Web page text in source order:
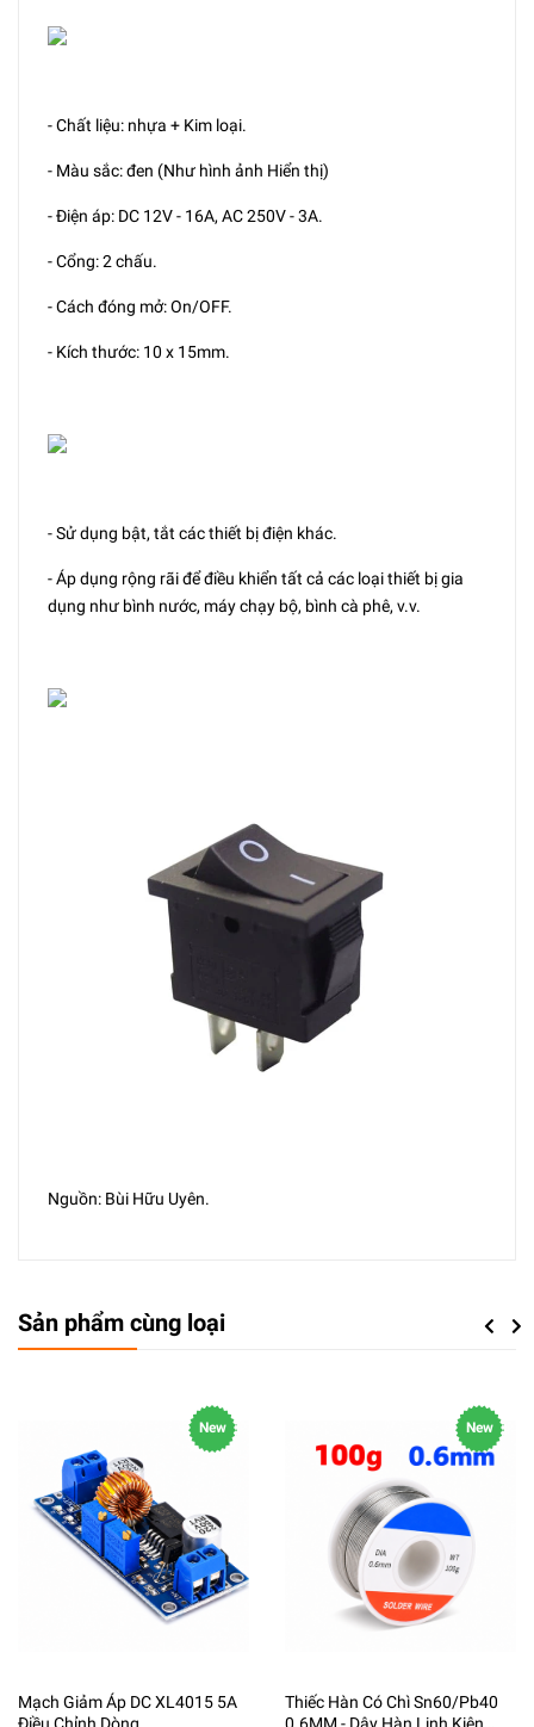
- Chất liệu: nhựa + Kim loại.
- Màu sắc: đen (Như hình ảnh Hiển thị)
- Điện áp: DC 12V - 16A, AC 250V - 3A.
- Cổng: 2 chấu.
- Cách đóng mở: On/OFF.
- Kích thước: 10 x 15mm.
- Sử dụng bật, tắt các thiết bị điện khác.
- Áp dụng rộng rãi để điều khiển tất cả các loại thiết bị gia
dụng như bình nước, máy chạy bộ, bình cà phê, v.v.
Nguồn: Bùi Hữu Uyên.
Sản phẩm cùng loại Previous
New
Mạch Giảm Áp DC XL4015 5A
New
Thiếc Hàn Có Chì Sn60/Pb40
Next